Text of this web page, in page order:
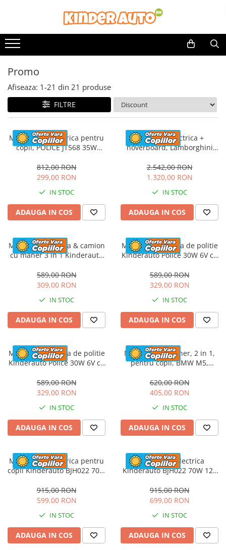
Promo
Afiseaza: 1-21 din 21 produse
FILTRE
Motocicleta electrica pentru
copii, POLICE JT568 35W
812,00 RON
299,00 RON
IN STOC
ADAUGA IN COS
Masinuta electrica +
hoverboard, Lamborghini
premium, Rosu
2.542,00 RON
1.320,00 RON
IN STOC
ADAUGA IN COS
Masinuta electrica & camion
cu maner 3 in 1 Kinderauto
tapitat, music player
589,00 RON
309,00 RON
IN STOC
ADAUGA IN COS
Masinuta electrica de politie
Kinderauto Police 30W 6V cu
bluetooth, culoare Alb
589,00 RON
329,00 RON
IN STOC
ADAUGA IN COS
Masinuta electrica de politie
Kinderauto Police 30W 6V cu
bluetooth, culoare Rosu
589,00 RON
329,00 RON
IN STOC
ADAUGA IN COS
Masinuta cu maner, 2 in 1,
pentru copii, BMW M5,
620,00 RON
405,00 RON
IN STOC
ADAUGA IN COS
Motocicleta electrica pentru
copii Kinderauto BJH022 70W
915,00 RON
599,00 RON
IN STOC
ADAUGA IN COS
Motocicleta electrica
Kinderauto BJH022 70W 12V
culoare Rosie
915,00 RON
699,00 RON
IN STOC
ADAUGA IN COS